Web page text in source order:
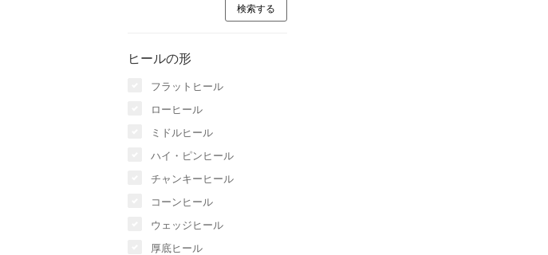
ヒールの形
フラットヒール
ローヒール
ミドルヒール
ハイ・ピンヒール
チャンキーヒール
コーンヒール
ウェッジヒール
厚底ヒール